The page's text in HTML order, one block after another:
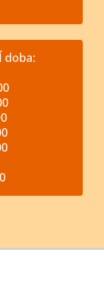
doba: